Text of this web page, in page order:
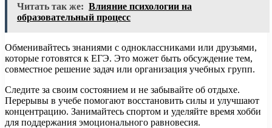
Читать так же: Влияние психологии на
образовательный процесс
Обменивайтесь знаниями с одноклассниками или друзьями,
которые готовятся к ЕГЭ. Это может быть обсуждение тем,
совместное решение задач или организация учебных групп.
Следите за своим состоянием и не забывайте об отдыхе.
Перерывы в учебе помогают восстановить силы и улучшают
концентрацию. Занимайтесь спортом и уделяйте время хобби
для поддержания эмоционального равновесия.